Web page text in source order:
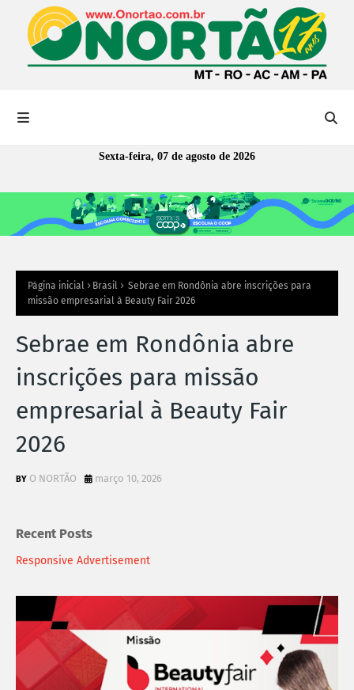
Sexta-feira, 07 de agosto de 2026
Página inicial Brasil
Sebrae em Rondônia abre inscrições para
missão empresarial à Beauty Fair 2026
Sebrae em Rondônia abre
inscrições para missão
empresarial à Beauty Fair
2026
O NORTÃO março 10, 2026
Recent Posts
Responsive Advertisement